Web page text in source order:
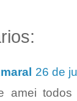
26 de
amei